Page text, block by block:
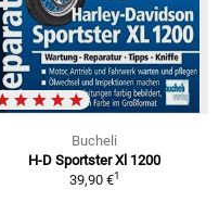
Bucheli
H-D Sportster Xl 1200
39,90 €1